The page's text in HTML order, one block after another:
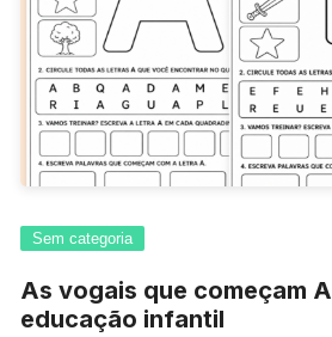
Sem categoria
As vogais que começam A
educação infantil